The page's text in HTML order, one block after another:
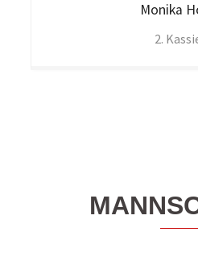
Monika
2.